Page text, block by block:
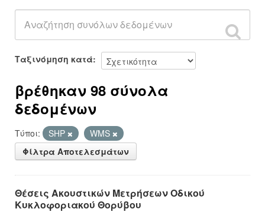
Ταξινόμηση κατά
βρέθηκαν 98 σύνολα
δεδομένων
Τύποι: SHP
WMS
Φίλτρα Αποτελεσμάτων
Θέσεις Ακουστικών Μετρήσεων Οδικού
Κυκλοφοριακού Θορύβου